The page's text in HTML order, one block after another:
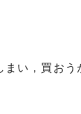
まい，買おう